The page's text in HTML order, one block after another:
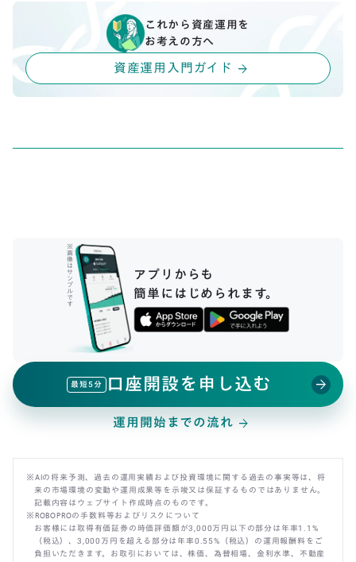
これから資産運用を
お考えの方へ
資産運用入門ガイド arrow_forward
※
画
像
は
サ
ン
プ
ル
で
す
アプリからも
簡単にはじめられます。
最短5分 口座開設を申し込む arrow_forward
運用開始までの流れ arrow_forward
※AIの将来予測、過去の運用実績および投資環境に関する過去の事実等は、将
来の市場環境の変動や運用成果等を示唆又は保証するものではありません。
記載内容はウェブサイト作成時点のものです。
※ROBOPROの手数料等およびリスクについて
お客様には取得有価証券の時価評価額が3,000万円以下の部分は年率1.1%
（税込）、3,000万円を超える部分は年率0.55%（税込）の運用報酬料をご
負担いただきます。お取引においては、株価、為替相場、金利水準、不動産